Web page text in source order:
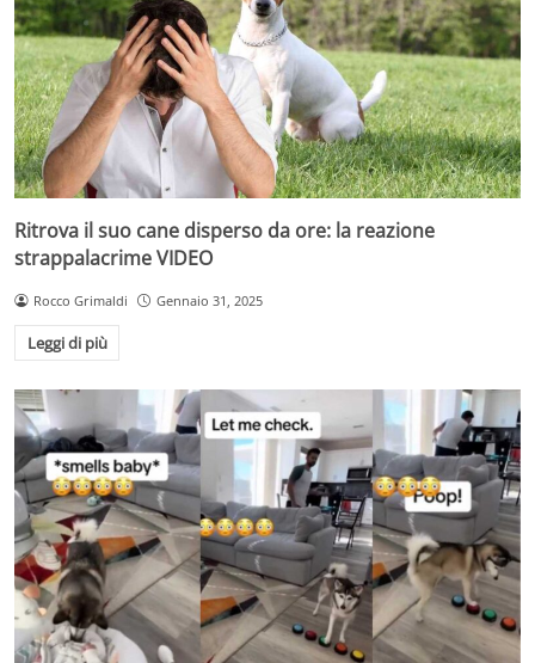
Ritrova il suo cane disperso da ore: la reazione
strappalacrime VIDEO
Rocco Grimaldi Gennaio 31, 2025
Leggi di più